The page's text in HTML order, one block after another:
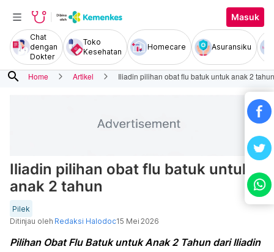
Masuk
Chat
dengan
Dokter
Toko
Kesehatan
Homecare Asuransiku
search Home Artikel Iliadin pilihan obat flu batuk untuk anak 2 tahun
Iliadin pilihan obat flu batuk untuk
anak 2 tahun
Pilek
Ditinjau oleh Redaksi Halodoc15 Mei 2026
Pilihan Obat Flu Batuk untuk Anak 2 Tahun dari Iliadin